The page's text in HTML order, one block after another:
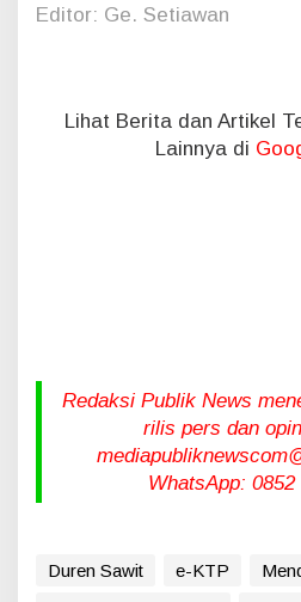
Editor: Ge. Setiawan
Lihat Berita dan Artikel
Lainnya di
Redaksi Publik News
rilis pers dan
WhatsApp: 0852
Duren Sawit e-KTP